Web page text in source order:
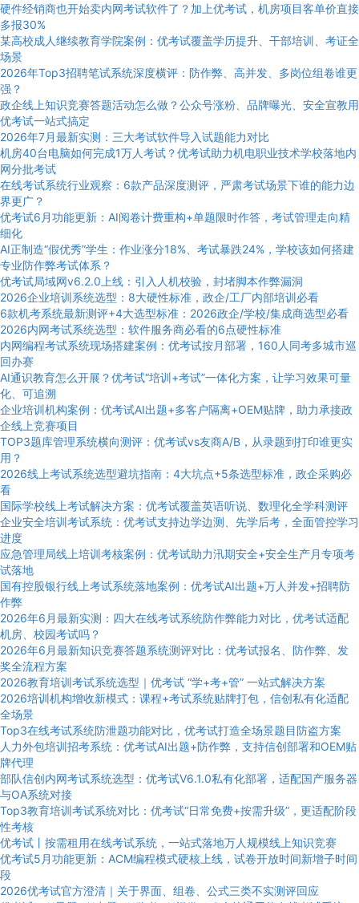
硬件经销商也开始卖内网考试软件了？加上优考试，机房项目客单价直接
多报30%
某高校成人继续教育学院案例：优考试覆盖学历提升、干部培训、考证全
场景
2026年Top3招聘笔试系统深度横评：防作弊、高并发、多岗位组卷谁更
强？
政企线上知识竞赛答题活动怎么做？公众号涨粉、品牌曝光、安全宣教用
优考试一站式搞定
2026年7月最新实测：三大考试软件导入试题能力对比
机房40台电脑如何完成1万人考试？优考试助力机电职业技术学校落地内
网分批考试
在线考试系统行业观察：6款产品深度测评，严肃考试场景下谁的能力边
界更广？
优考试6月功能更新：AI阅卷计费重构+单题限时作答，考试管理走向精
细化
AI正制造“假优秀”学生：作业涨分18%、考试暴跌24%，学校该如何搭建
专业防作弊考试体系？
优考试局域网v6.2.0上线：引入人机校验，封堵脚本作弊漏洞
2026企业培训系统选型：8大硬性标准，政企/工厂内部培训必看
6款机考系统最新测评+4大选型标准：2026政企/学校/集成商选型必看
2026内网考试系统选型：软件服务商必看的6点硬性标准
内网编程考试系统现场搭建案例：优考试按月部署，160人同考多城市巡
回办赛
AI通识教育怎么开展？优考试“培训+考试”一体化方案，让学习效果可量
化、可追溯
企业培训机构案例：优考试AI出题+多客户隔离+OEM贴牌，助力承接政
企线上竞赛项目
TOP3题库管理系统横向测评：优考试vs友商A/B，从录题到打印谁更实
用？
2026线上考试系统选型避坑指南：4大坑点+5条选型标准，政企采购必
看
国际学校线上考试解决方案：优考试覆盖英语听说、数理化全学科测评
企业安全培训考试系统：优考试支持边学边测、先学后考，全面管控学习
进度
应急管理局线上培训考核案例：优考试助力汛期安全+安全生产月专项考
试落地
国有控股银行线上考试系统落地案例：优考试AI出题+万人并发+招聘防
作弊
2026年6月最新实测：四大在线考试系统防作弊能力对比，优考试适配
机房、校园考试吗？
2026年6月最新知识竞赛答题系统测评对比：优考试报名、防作弊、发
奖全流程方案
2026教育培训考试系统选型｜优考试 “学+考+管” 一站式解决方案
2026培训机构增收新模式：课程+考试系统贴牌打包，信创私有化适配
全场景
Top3在线考试系统防泄题功能对比，优考试打造全场景题目防盗方案
人力外包培训招考系统：优考试AI出题+防作弊，支持信创部署和OEM贴
牌代理
部队信创内网考试系统选型：优考试V6.1.0私有化部署，适配国产服务器
与OA系统对接
Top3教育培训考试系统对比：优考试“日常免费+按需升级”，更适配阶段
性考核
优考试丨按需租用在线考试系统，一站式落地万人规模线上知识竞赛
优考试5月功能更新：ACM编程模式硬核上线，试卷开放时间新增子时间
段
2026优考试官方澄清｜关于界面、组卷、公式三类不实测评回应